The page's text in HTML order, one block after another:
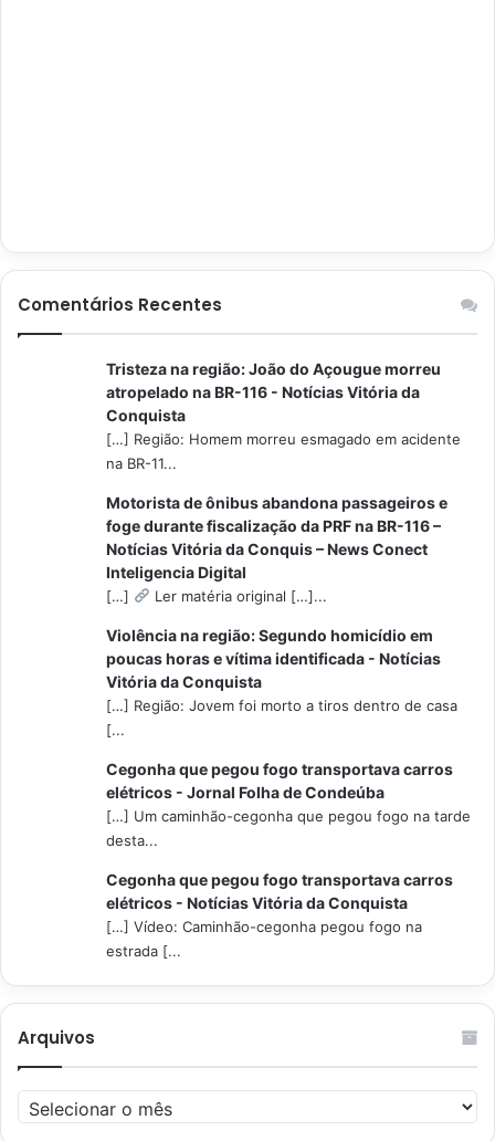
Comentários Recentes
Tristeza na região: João do Açougue morreu
atropelado na BR-116 - Notícias Vitória da
Conquista
[…] Região: Homem morreu esmagado em acidente
na BR-11...
Motorista de ônibus abandona passageiros e
foge durante fiscalização da PRF na BR-116 –
Notícias Vitória da Conquis – News Conect
Inteligencia Digital
[…] Ler matéria original […]...
Violência na região: Segundo homicídio em
poucas horas e vítima identificada - Notícias
Vitória da Conquista
[…] Região: Jovem foi morto a tiros dentro de casa
[...
Cegonha que pegou fogo transportava carros
elétricos - Jornal Folha de Condeúba
[…] Um caminhão-cegonha que pegou fogo na tarde
desta...
Cegonha que pegou fogo transportava carros
elétricos - Notícias Vitória da Conquista
[…] Vídeo: Caminhão-cegonha pegou fogo na
estrada [...
Arquivos
Arquivos